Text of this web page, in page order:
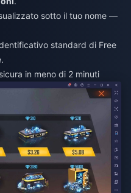
sotto il tuo nome —
standard di Free
in meno di 2 minuti